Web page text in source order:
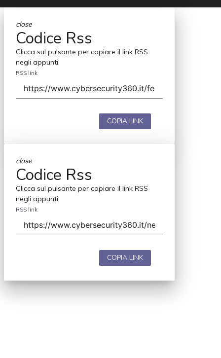
close
Codice Rss
Clicca sul pulsante per copiare il link RSS
negli appunti.
RSS link
COPIA LINK
close
Codice Rss
Clicca sul pulsante per copiare il link RSS
negli appunti.
RSS link
COPIA LINK